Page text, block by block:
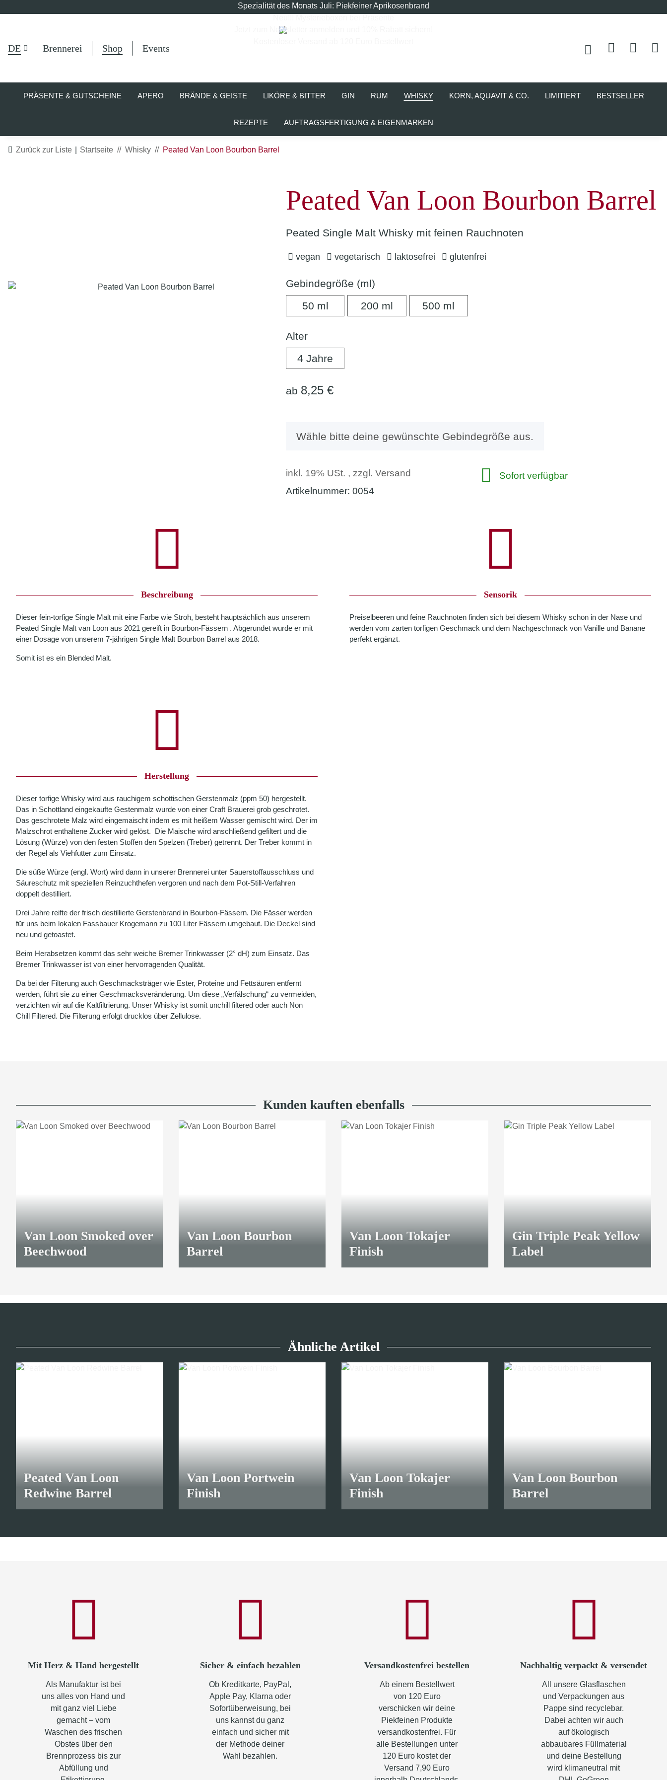
Spezialität des Monats Juli: Piekfeiner Aprikosenbrand
Jetzt zum Newsletter anmelden und 10% Rabatt sichern!
DE Brennerei Shop Events
PRÄSENTE & GUTSCHEINE APERO BRÄNDE & GEISTE LIKÖRE & BITTER GIN RUM WHISKY KORN, AQUAVIT & CO. LIMITIERT BESTSELLER
REZEPTE AUFTRAGSFERTIGUNG & EIGENMARKEN
Zurück zur Liste Startseite Whisky Peated Van Loon Bourbon Barrel
Peated Van Loon Bourbon Barrel
Peated Single Malt Whisky mit feinen Rauchnoten
vegan vegetarisch laktosefrei glutenfrei
Gebindegröße (ml)
50 ml50 ml 200 ml200 ml500 ml
Alter
4 Jahre
ab 8,25 €
x
Wähle bitte deine gewünschte Gebindegröße aus.
inkl. 19% USt. , zzgl. Versand
Artikelnummer: 0054
Sofort verfügbar
Beschreibung
Dieser fein-torfige Single Malt mit eine Farbe wie Stroh, besteht hauptsächlich aus unserem
Peated Single Malt van Loon aus 2021 gereift in Bourbon-Fässern . Abgerundet wurde er mit
einer Dosage von unserem 7-jährigen Single Malt Bourbon Barrel aus 2018.
Somit ist es ein Blended Malt.
Sensorik
Preiselbeeren und feine Rauchnoten finden sich bei diesem Whisky schon in der Nase und
werden vom zarten torfigen Geschmack und dem Nachgeschmack von Vanille und Banane
perfekt ergänzt.
Herstellung
Dieser torfige Whisky wird aus rauchigem schottischen Gerstenmalz (ppm 50) hergestellt.
Das in Schottland eingekaufte Gestenmalz wurde von einer Craft Brauerei grob geschrotet.
Das geschrotete Malz wird eingemaischt indem es mit heißem Wasser gemischt wird. Der im
Malzschrot enthaltene Zucker wird gelöst. Die Maische wird anschließend gefiltert und die
Lösung (Würze) von den festen Stoffen den Spelzen (Treber) getrennt. Der Treber kommt in
der Regel als Viehfutter zum Einsatz.
Die süße Würze (engl. Wort) wird dann in unserer Brennerei unter Sauerstoffausschluss und
Säureschutz mit speziellen Reinzuchthefen vergoren und nach dem Pot-Still-Verfahren
doppelt destilliert.
Drei Jahre reifte der frisch destillierte Gerstenbrand in Bourbon-Fässern. Die Fässer werden
für uns beim lokalen Fassbauer Krogemann zu 100 Liter Fässern umgebaut. Die Deckel sind
neu und getoastet.
Beim Herabsetzen kommt das sehr weiche Bremer Trinkwasser (2° dH) zum Einsatz. Das
Bremer Trinkwasser ist von einer hervorragenden Qualität.
Da bei der Filterung auch Geschmacksträger wie Ester, Proteine und Fettsäuren entfernt
werden, führt sie zu einer Geschmacksveränderung. Um diese „Verfälschung“ zu vermeiden,
verzichten wir auf die Kaltfiltrierung. Unser Whisky ist somit unchill filtered oder auch Non
Chill Filtered. Die Filterung erfolgt drucklos über Zellulose.
Kunden kauften ebenfalls
Van Loon Smoked over
Beechwood
Van Loon Bourbon
Barrel
Van Loon Tokajer
Finish
Gin Triple Peak Yellow
Label
Ähnliche Artikel
Peated Van Loon
Redwine Barrel
ab10,45 €*
Van Loon Portwein
Finish
ab11,55 €*
Van Loon Tokajer
Finish
ab10,45 €*
Van Loon Bourbon
Barrel
ab9,35 €*
Mit Herz & Hand hergestellt
Als Manufaktur ist bei
uns alles von Hand und
mit ganz viel Liebe
gemacht – vom
Waschen des frischen
Obstes über den
Brennprozess bis zur
Abfüllung und
Sicher & einfach bezahlen
Ob Kreditkarte, PayPal,
Apple Pay, Klarna oder
Sofortüberweisung, bei
uns kannst du ganz
einfach und sicher mit
der Methode deiner
Wahl bezahlen.
Versandkostenfrei bestellen
Ab einem Bestellwert
von 120 Euro
verschicken wir deine
Piekfeinen Produkte
versandkostenfrei. Für
alle Bestellungen unter
120 Euro kostet der
Versand 7,90 Euro
Nachhaltig verpackt & versendet
All unsere Glasflaschen
und Verpackungen aus
Pappe sind recyclebar.
Dabei achten wir auch
auf ökologisch
abbaubares Füllmaterial
und deine Bestellung
wird klimaneutral mit